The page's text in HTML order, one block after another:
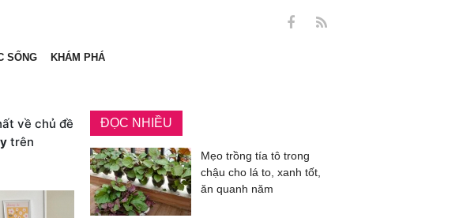
SỐNG KHÁM PHÁ
về chủ đề
trên
ĐỌC NHIỀU
Mẹo trồng tía tô trong
chậu cho lá to, xanh tốt,
ăn quanh năm